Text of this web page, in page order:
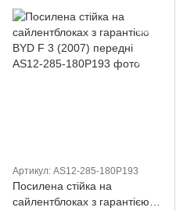
Артикул: AS12-285-180P193
Посилена стійка на
сайлентблоках з гарантією